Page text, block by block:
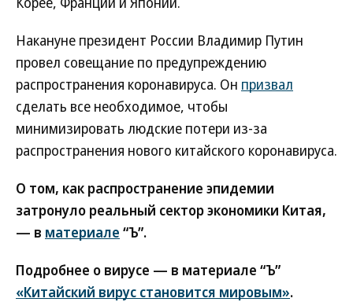
Накануне президент России Владимир Путин
провел совещание по предупреждению
распространения коронавируса. Он призвал
сделать все необходимое, чтобы
минимизировать людские потери из-за
распространения нового китайского коронавируса.
О том, как распространение эпидемии
затронуло реальный сектор экономики Китая,
— в материале “Ъ”.
Подробнее о вирусе — в материале “Ъ”
«Китайский вирус становится мировым».